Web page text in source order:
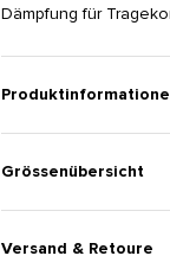
Dämpfung für
Grössenübersicht
Versand & Retoure